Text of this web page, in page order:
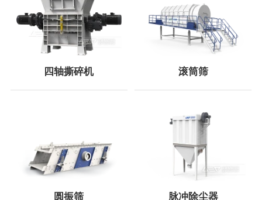
四轴撕碎机 滚筒筛
圆振筛 脉冲除尘器